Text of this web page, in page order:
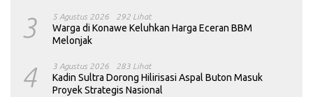
3 5 Agustus 2026 292 Lihat
Warga di Konawe Keluhkan Harga Eceran BBM
Melonjak
4 3 Agustus 2026 283 Lihat
Kadin Sultra Dorong Hilirisasi Aspal Buton Masuk
Proyek Strategis Nasional